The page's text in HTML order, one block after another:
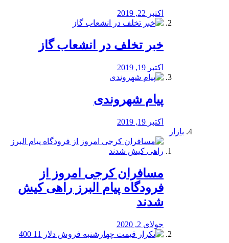
اکتبر 22, 2019
خبر تخلف در انشعاب گاز
اکتبر 19, 2019
پیام شهروندی
اکتبر 19, 2019
بازار
مسافران کرجی امروز از
فرودگاه پیام البرز راهی کیش
شدند
جولای 2, 2020